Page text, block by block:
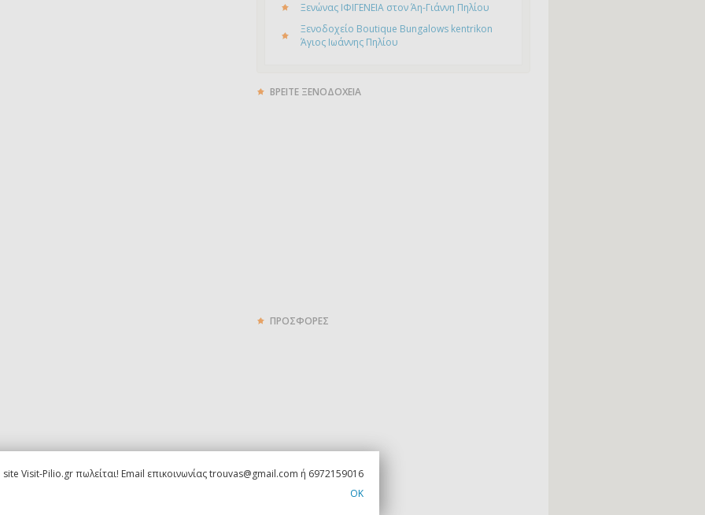
Ξενώνας ΙΦΙΓΕΝΕΙΑ στον Άη-Γιάννη Πηλίου
Ξενοδοχείο Boutique Bungalows kentrikon
Άγιος Ιωάννης Πηλίου
ΒΡΕΙΤΕ ΞΕΝΟΔΟΧΕΙΑ
ΠΡΟΣΦΟΡΕΣ
site Visit-Pilio.gr πωλείται! Email επικοινωνίας trouvas@gmail.com ή 6972159016
OK